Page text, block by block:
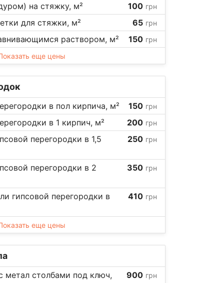
на стяжку, м² 100 грн
для стяжки, м² 65 грн
раствором, м² 150 грн
еще цены
в пол кирпича, м² 150 грн
в 1 кирпич, м² 200 грн
перегородки в 1,5 250 грн
перегородки в 2 350 грн
гипсовой перегородки в 410 грн
еще цены
метал столбами под ключ, 900 грн